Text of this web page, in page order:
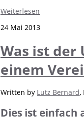
Weiterlesen
24 Mai 2013
Was ist der
einem
Written by Lutz Bernard,
Dies ist einfach